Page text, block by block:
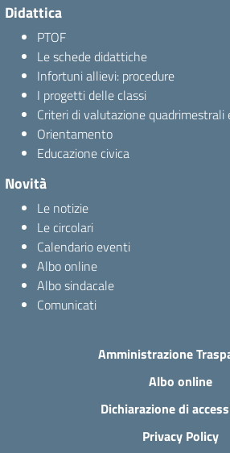
Didattica
PTOF
Le schede didattiche
Infortuni allievi: procedure
I progetti delle classi
Criteri di valutazione quadrimestrali
Orientamento
Educazione civica
Novità
Le notizie
Le circolari
Calendario eventi
Albo online
Albo sindacale
Comunicati
Amministrazione
Albo online
Dichiarazione di
Privacy Policy